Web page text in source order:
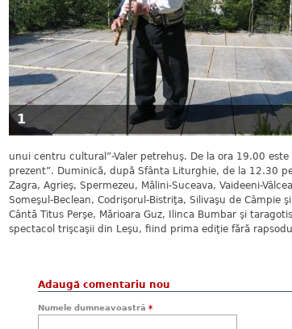
1
unui centru cultural”-Valer petrehuş. De la ora 19.00
prezent”. Duminică, după Sfânta Liturghie, de la 12.30
Zagra, Agrieş, Spermezeu, Mălini-Suceava, Vaideeni-
Someşul-Beclean, Codrişorul-Bistriţa, Silivaşu de Câmpie
Cântă Titus Perşe, Mărioara Guz, Ilinca Bumbar şi
spectacol trişcaşii din Leşu, fiind prima ediţie fără
Adaugă comentariu nou
Numele dumneavoastră *